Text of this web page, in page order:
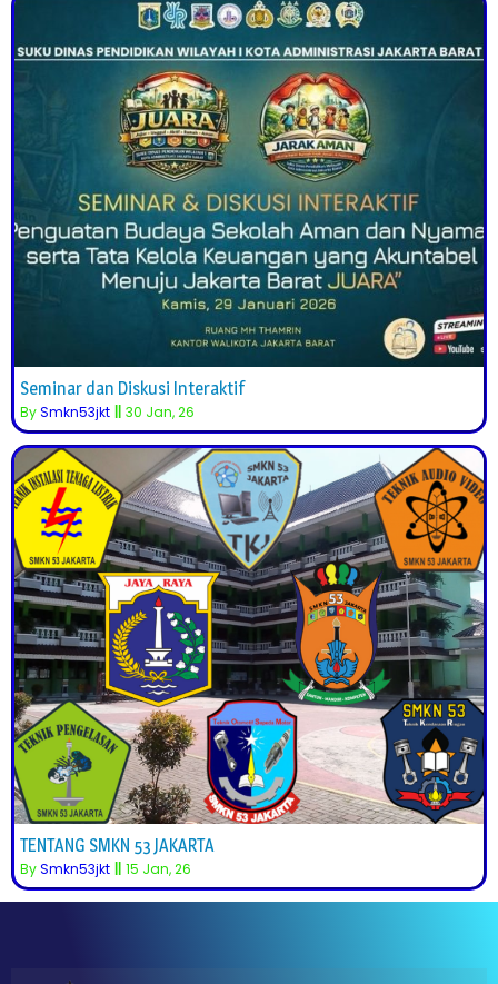
Seminar dan Diskusi Interaktif
BySmkn53jkt 30 Jan, 26
TENTANG SMKN 53 JAKARTA
BySmkn53jkt 15 Jan, 26